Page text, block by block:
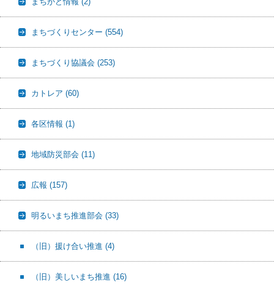
まちづくりセンター (554)
まちづくり協議会 (253)
カトレア (60)
各区情報 (1)
地域防災部会 (11)
広報 (157)
明るいまち推進部会 (33)
（旧）援け合い推進 (4)
（旧）美しいまち推進 (16)